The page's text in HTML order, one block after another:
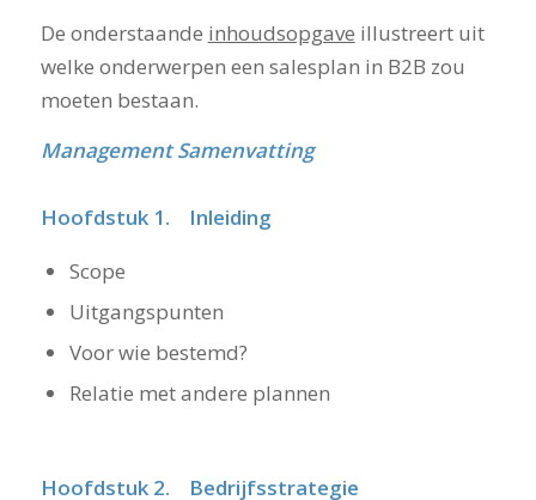
De onderstaande inhoudsopgave illustreert uit
welke onderwerpen een salesplan in B2B zou
moeten bestaan.
Management Samenvatting
Hoofdstuk 1. Inleiding
Scope
Uitgangspunten
Voor wie bestemd?
Relatie met andere plannen
Hoofdstuk 2. Bedrijfsstrategie